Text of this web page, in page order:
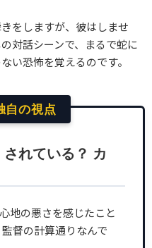
をしますが、彼はしませ
対話シーンで、まるで蛇に
い恐怖を覚えるのです。
の視点
れている？ カ
地の悪さを感じたこと
督の計算通りなんで